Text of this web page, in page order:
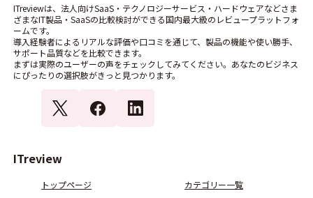
ITreviewは、法人向けSaaS・テクノロジーサービス・ハードウェアなどさま
ざまなIT製品・SaaSの比較検討ができる国内最大級のレビュープラットフォ
ームです。
導入経験者によるリアルな評価や口コミを通じて、製品の機能や使い勝手、
サポート品質などを比較できます。
まずは実際のユーザーの声をチェックしてみてください。あなたのビジネス
にぴったりの選択肢がきっと見つかります。
ITreview
トップページ
カテゴリー一覧